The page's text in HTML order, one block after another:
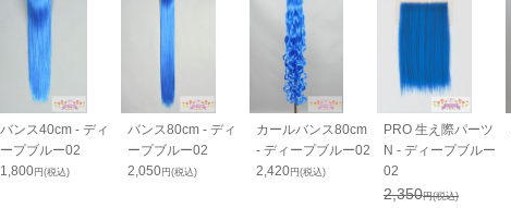
バンス40cm - ディ
ープブルー02
1,800円(税込)
バンス80cm - ディ
ープブルー02
2,050円(税込)
カールバンス80cm
- ディープブルー02
2,420円(税込)
PRO 生え際パーツ
N - ディープブルー
02
2,350円(税込)